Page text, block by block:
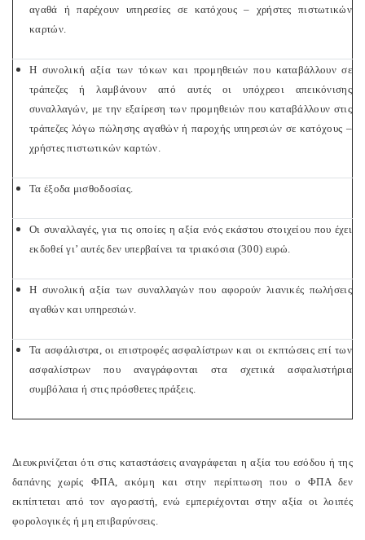
αγαθά ή παρέχουν υπηρεσίες σε κατόχους – χρήστες πιστωτικών
καρτών.
Η συνολική αξία των τόκων και προμηθειών που καταβάλλουν σε
τράπεζες ή λαμβάνουν από αυτές οι υπόχρεοι απεικόνισης
συναλλαγών, με την εξαίρεση των προμηθειών που καταβάλλουν στις
τράπεζες λόγω πώλησης αγαθών ή παροχής υπηρεσιών σε κατόχους –
χρήστες πιστωτικών καρτών.
Τα έξοδα μισθοδοσίας.
Οι συναλλαγές, για τις οποίες η αξία ενός εκάστου στοιχείου που έχει
εκδοθεί γι’ αυτές δεν υπερβαίνει τα τριακόσια (300) ευρώ.
Η συνολική αξία των συναλλαγών που αφορούν λιανικές πωλήσεις
αγαθών και υπηρεσιών.
Τα ασφάλιστρα, οι επιστροφές ασφαλίστρων και οι εκπτώσεις επί των
ασφαλίστρων που αναγράφονται στα σχετικά ασφαλιστήρια
συμβόλαια ή στις πρόσθετες πράξεις.
Διευκρινίζεται ότι στις καταστάσεις αναγράφεται η αξία του εσόδου ή της
δαπάνης χωρίς ΦΠΑ, ακόμη και στην περίπτωση που ο ΦΠΑ δεν
εκπίπτεται από τον αγοραστή, ενώ εμπεριέχονται στην αξία οι λοιπές
φορολογικές ή μη επιβαρύνσεις.